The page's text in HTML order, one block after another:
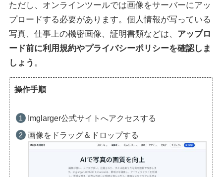
ただし、オンラインツールでは画像をサーバーにアッ
プロードする必要があります。個人情報が写っている
写真、仕事上の機密画像、証明書類などは、 アップロ
ード前に利用規約やプライバシーポリシーを確認しま
しょう 。
操作手順
Imglarger公式サイトへアクセスする
画像をドラッグ＆ドロップする